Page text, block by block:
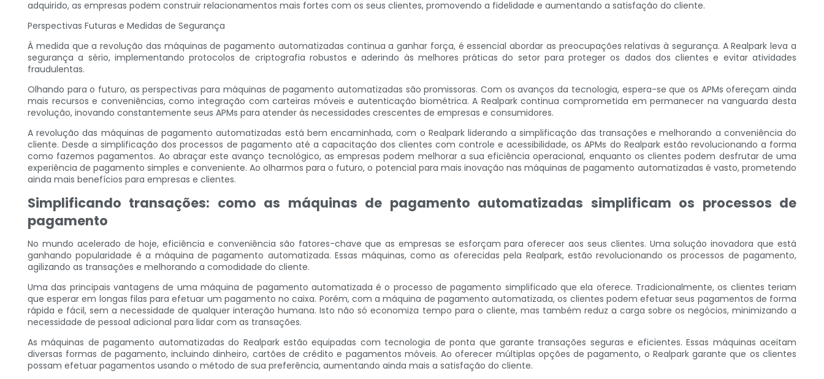
adquirido, as empresas podem construir relacionamentos mais fortes com os seus clientes, promovendo a fidelidade e aumentando a satisfação do cliente.
Perspectivas Futuras e Medidas de Segurança
À medida que a revolução das máquinas de pagamento automatizadas continua a ganhar força, é essencial abordar as preocupações relativas à segurança. A Realpark leva a
segurança a sério, implementando protocolos de criptografia robustos e aderindo às melhores práticas do setor para proteger os dados dos clientes e evitar atividades
fraudulentas.
Olhando para o futuro, as perspectivas para máquinas de pagamento automatizadas são promissoras. Com os avanços da tecnologia, espera-se que os APMs ofereçam ainda
mais recursos e conveniências, como integração com carteiras móveis e autenticação biométrica. A Realpark continua comprometida em permanecer na vanguarda desta
revolução, inovando constantemente seus APMs para atender às necessidades crescentes de empresas e consumidores.
A revolução das máquinas de pagamento automatizadas está bem encaminhada, com o Realpark liderando a simplificação das transações e melhorando a conveniência do
cliente. Desde a simplificação dos processos de pagamento até a capacitação dos clientes com controle e acessibilidade, os APMs do Realpark estão revolucionando a forma
como fazemos pagamentos. Ao abraçar este avanço tecnológico, as empresas podem melhorar a sua eficiência operacional, enquanto os clientes podem desfrutar de uma
experiência de pagamento simples e conveniente. Ao olharmos para o futuro, o potencial para mais inovação nas máquinas de pagamento automatizadas é vasto, prometendo
ainda mais benefícios para empresas e clientes.
Simplificando transações: como as máquinas de pagamento automatizadas simplificam os processos de
pagamento
No mundo acelerado de hoje, eficiência e conveniência são fatores-chave que as empresas se esforçam para oferecer aos seus clientes. Uma solução inovadora que está
ganhando popularidade é a máquina de pagamento automatizada. Essas máquinas, como as oferecidas pela Realpark, estão revolucionando os processos de pagamento,
agilizando as transações e melhorando a comodidade do cliente.
Uma das principais vantagens de uma máquina de pagamento automatizada é o processo de pagamento simplificado que ela oferece. Tradicionalmente, os clientes teriam
que esperar em longas filas para efetuar um pagamento no caixa. Porém, com a máquina de pagamento automatizada, os clientes podem efetuar seus pagamentos de forma
rápida e fácil, sem a necessidade de qualquer interação humana. Isto não só economiza tempo para o cliente, mas também reduz a carga sobre os negócios, minimizando a
necessidade de pessoal adicional para lidar com as transações.
As máquinas de pagamento automatizadas do Realpark estão equipadas com tecnologia de ponta que garante transações seguras e eficientes. Essas máquinas aceitam
diversas formas de pagamento, incluindo dinheiro, cartões de crédito e pagamentos móveis. Ao oferecer múltiplas opções de pagamento, o Realpark garante que os clientes
possam efetuar pagamentos usando o método de sua preferência, aumentando ainda mais a satisfação do cliente.